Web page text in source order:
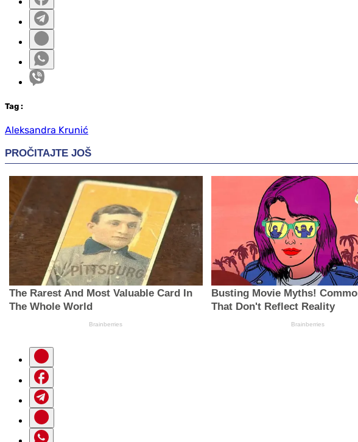
Tag :
Aleksandra Krunić